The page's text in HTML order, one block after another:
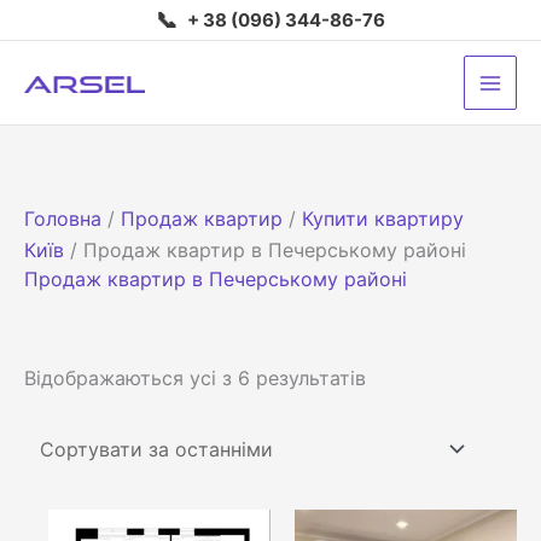
до
вмісту
📞 + 38 (096) 344-86-76
Головна / Продаж квартир / Купити квартиру
Київ / Продаж квартир в Печерському районі
Продаж квартир в Печерському районі
Відображаються усі з 6 результатів
останнім